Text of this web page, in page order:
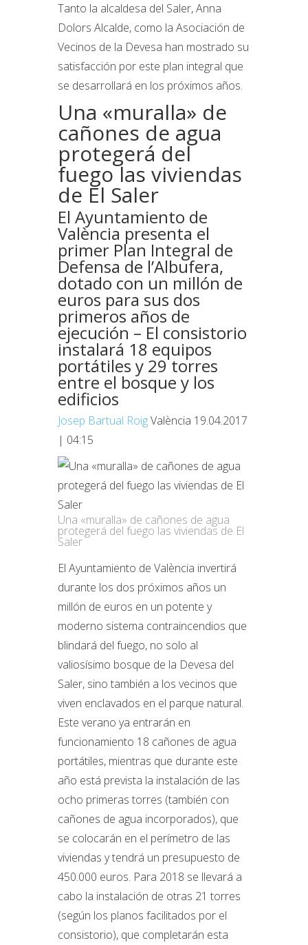
Tanto la alcaldesa del Saler, Anna
Dolors Alcalde, como la Asociación de
Vecinos de la Devesa han mostrado su
satisfacción por este plan integral que
se desarrollará en los próximos años.
Una «muralla» de
cañones de agua
protegerá del
fuego las viviendas
de El Saler
El Ayuntamiento de
València presenta el
primer Plan Integral de
Defensa de l’Albufera,
dotado con un millón de
euros para sus dos
primeros años de
ejecución – El consistorio
instalará 18 equipos
portátiles y 29 torres
entre el bosque y los
edificios
Josep Bartual RoigValència 19.04.2017
| 04:15
Una «muralla» de cañones de agua
protegerá del fuego las viviendas de El
Saler
El Ayuntamiento de València invertirá
durante los dos próximos años un
millón de euros en un potente y
moderno sistema contraincendios que
blindará del fuego, no solo al
valiosísimo bosque de la Devesa del
Saler, sino también a los vecinos que
viven enclavados en el parque natural.
Este verano ya entrarán en
funcionamiento 18 cañones de agua
portátiles, mientras que durante este
año está prevista la instalación de las
ocho primeras torres (también con
cañones de agua incorporados), que
se colocarán en el perímetro de las
viviendas y tendrá un presupuesto de
450.000 euros. Para 2018 se llevará a
cabo la instalación de otras 21 torres
(según los planos facilitados por el
consistorio), que completarán esta